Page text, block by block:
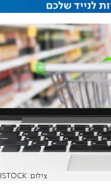
צילום: ISTOCK